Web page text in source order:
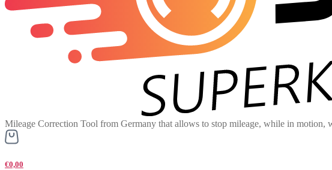
Mileage Correction Tool from Germany that allows to stop mileage, while in motion,
€0,00